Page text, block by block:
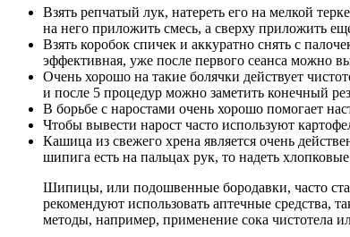
Взять репчатый лук, натереть его на мелкой
на него приложить смесь, а сверху приложить
Взять коробок спичек и аккуратно снять с
эффективная, уже после первого сеанса можно
Очень хорошо на такие болячки действует
и после 5 процедур можно заметить конечный
В борьбе с наростами очень хорошо помогает
Чтобы вывести нарост часто используют
Кашица из свежего хрена является очень
шипига есть на пальцах рук, то надеть
Шипицы, или подошвенные бородавки, часто
рекомендуют использовать аптечные средства,
методы, например, применение сока чистотела